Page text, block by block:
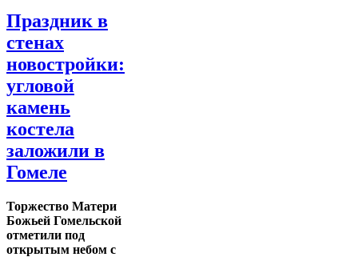
Праздник в
стенах
новостройки:
угловой
камень
костела
заложили в
Гомеле
Торжество Матери
Божьей Гомельской
отметили под
открытым небом с